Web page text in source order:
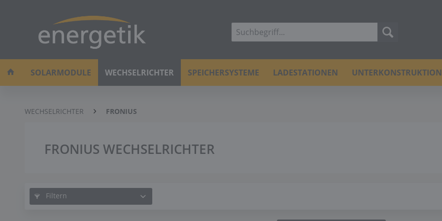
SOLARMODULE WECHSELRICHTER SPEICHERSYSTEME LADESTATIONEN UNTERKONSTRUKTION
WECHSELRICHTER FRONIUS
FRONIUS WECHSELRICHTER
Filtern